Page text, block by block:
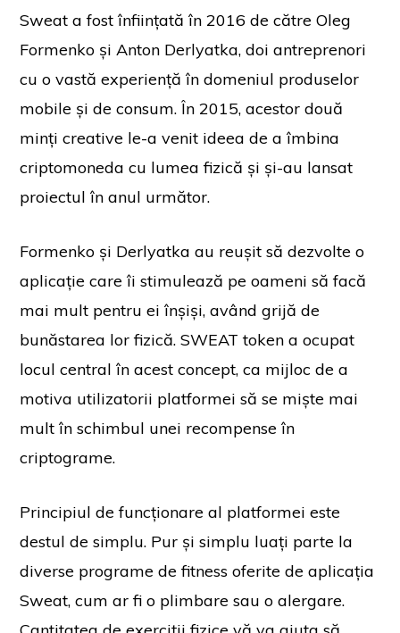
Sweat a fost înființată în 2016 de către Oleg
Formenko și Anton Derlyatka, doi antreprenori
cu o vastă experiență în domeniul produselor
mobile și de consum. În 2015, acestor două
minți creative le-a venit ideea de a îmbina
criptomoneda cu lumea fizică și și-au lansat
proiectul în anul următor.
Formenko și Derlyatka au reușit să dezvolte o
aplicație care îi stimulează pe oameni să facă
mai mult pentru ei înșiși, având grijă de
bunăstarea lor fizică. SWEAT token a ocupat
locul central în acest concept, ca mijloc de a
motiva utilizatorii platformei să se miște mai
mult în schimbul unei recompense în
criptograme.
Principiul de funcționare al platformei este
destul de simplu. Pur și simplu luați parte la
diverse programe de fitness oferite de aplicația
Sweat, cum ar fi o plimbare sau o alergare.